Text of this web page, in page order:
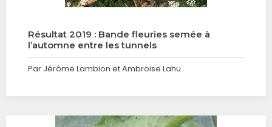
Résultat 2019 : Bande fleuries semée à
l’automne entre les tunnels
Par Jérôme Lambion et Ambroise Lahu